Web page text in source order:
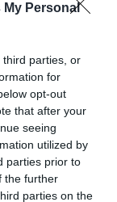
My Personal
third parties, or
for
opt-out
that after your
seeing
utilized by
parties prior to
the further
parties on the
– Franck-A